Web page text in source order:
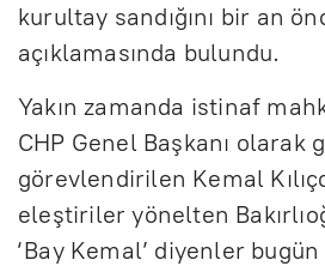
kurultay sandığını bir an
açıklamasında bulundu.
Yakın zamanda istinaf
CHP Genel Başkanı olarak
görevlendirilen Kemal
eleştiriler yönelten
‘Bay Kemal’ diyenler bugün